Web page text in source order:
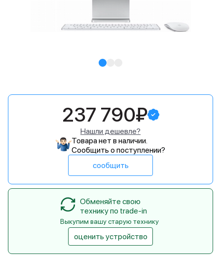
237 790₽
Нашли дешевле?
Товара нет в наличии.
Сообщить о поступлении?
сообщить
Обменяйте свою
технику по trade-in
Выкупим вашу старую технику
оценить устройство